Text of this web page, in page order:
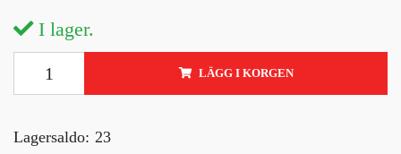
I lager.
LÄGG I KORGEN
Lagersaldo: 23